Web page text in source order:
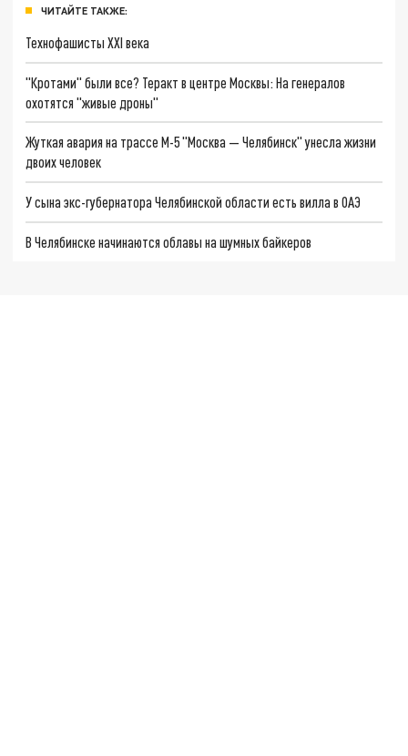
ЧИТАЙТЕ ТАКЖЕ:
Технофашисты XXI века
"Кротами" были все? Теракт в центре Москвы: На генералов
охотятся "живые дроны"
Жуткая авария на трассе М-5 "Москва — Челябинск" унесла жизни
двоих человек
У сына экс-губернатора Челябинской области есть вилла в ОАЭ
В Челябинске начинаются облавы на шумных байкеров